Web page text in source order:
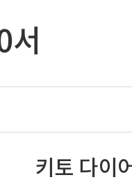
서
키토 다이